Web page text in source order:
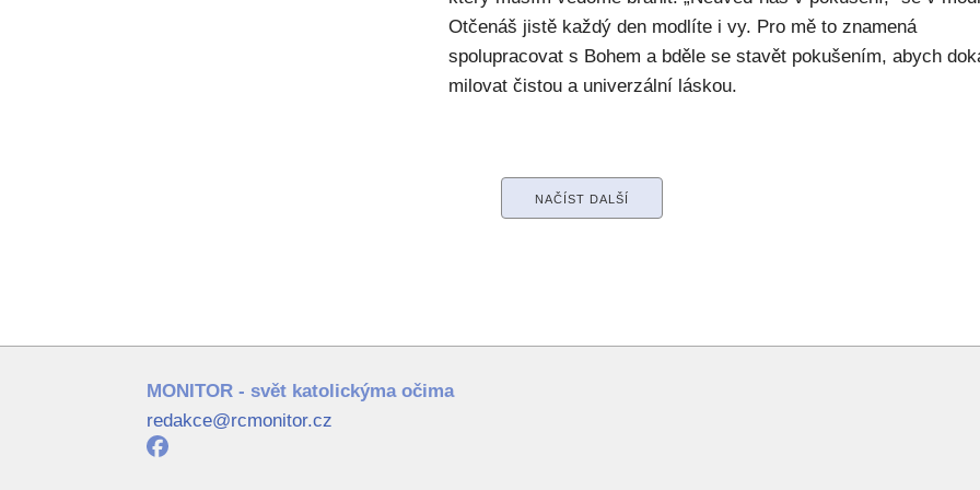
Otčenáš jistě každý den modlíte i vy. Pro mě to znamená
spolupracovat s Bohem a bděle se stavět pokušením, abych
milovat čistou a univerzální láskou.
NAČÍST DALŠÍ
MONITOR - svět katolickýma očima
redakce@rcmonitor.cz